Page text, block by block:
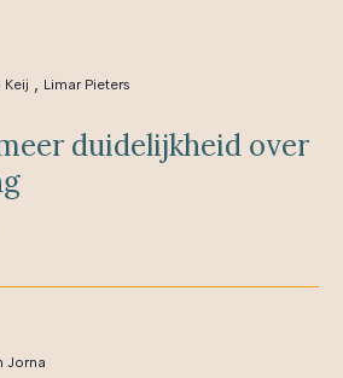
Keij , Limar Pieters
duidelijkheid over
Jorna